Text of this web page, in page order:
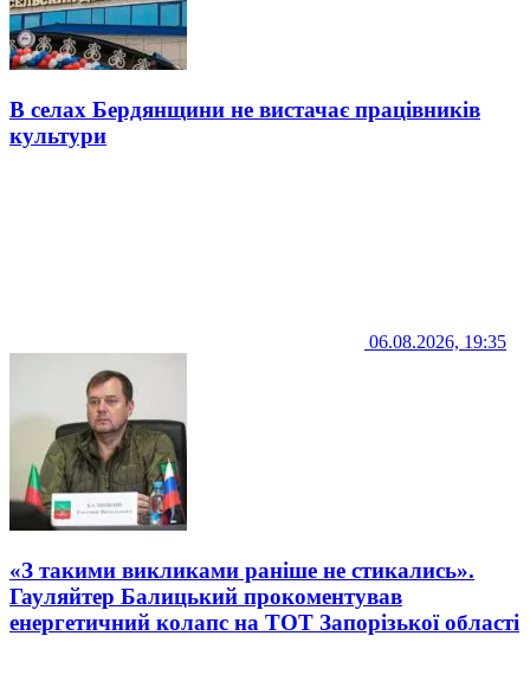
В селах Бердянщини не вистачає працівників
культури
06.08.2026, 19:35
«З такими викликами раніше не стикались».
Гауляйтер Балицький прокоментував
енергетичний колапс на ТОТ Запорізької області